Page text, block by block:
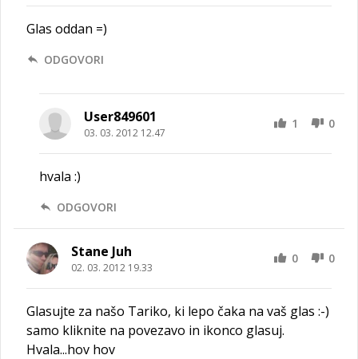
Glas oddan =)
ODGOVORI
User849601
03. 03. 2012 12.47
1 0
hvala :)
ODGOVORI
Stane Juh
02. 03. 2012 19.33
0 0
Glasujte za našo Tariko, ki lepo čaka na vaš glas :-)
samo kliknite na povezavo in ikonco glasuj.
Hvala...hov hov